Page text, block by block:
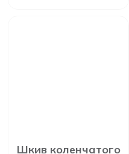
Шкив коленчатого